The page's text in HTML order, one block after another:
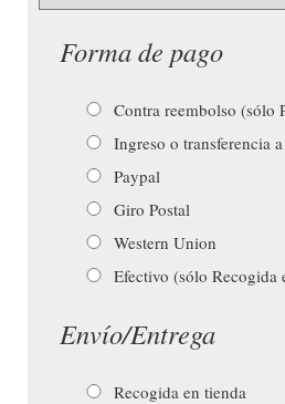
Forma de pago
Contra reembolso (sólo
Ingreso o transferencia
Paypal
Giro Postal
Western Union
Efectivo (sólo Recogida
Envío/Entrega
Recogida en tienda